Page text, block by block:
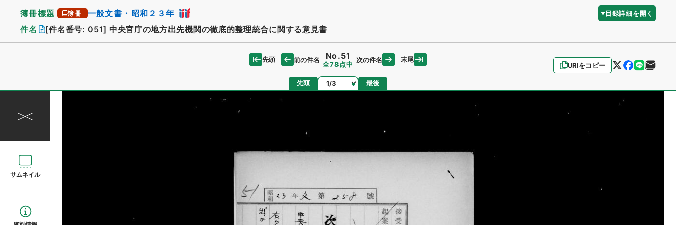
簿冊標題 簿冊 一般文書・昭和２３年 目録詳細を開く
件名 [件名番号: 051] 中央官庁の地方出先機関の徹底的整理統合に関する意見書
URIをコピー
先頭 前の件名 No.51
全78点中
次の件名 末尾
先頭 ページ 最後
サムネイル